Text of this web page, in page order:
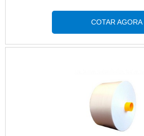
Log produziu um saco
biodegradável, para
diminuir os impactos
mais rápida do que a
padrão, o processo
torno de
meses.
COTAR AGORA